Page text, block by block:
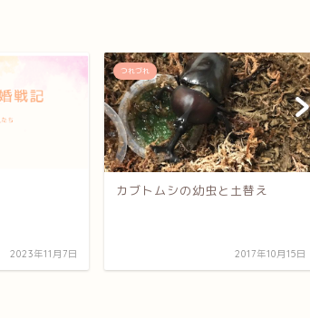
2023年11月7日
つれづれ
カブトムシの幼虫と土替え
2017年10月15日